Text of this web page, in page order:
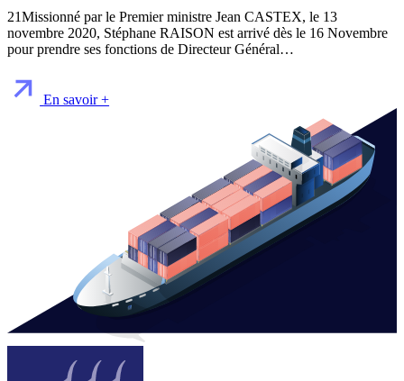
21Missionné par le Premier ministre Jean CASTEX, le 13
novembre 2020, Stéphane RAISON est arrivé dès le 16 Novembre
pour prendre ses fonctions de Directeur Général…
En savoir +